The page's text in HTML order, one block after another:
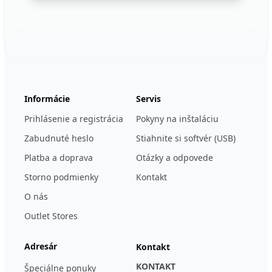
Informácie
Prihlásenie a registrácia
Zabudnuté heslo
Platba a doprava
Storno podmienky
O nás
Outlet Stores
Servis
Pokyny na inštaláciu
Stiahnite si softvér (USB)
Otázky a odpovede
Kontakt
Adresár
Špeciálne ponuky
Kontakt
KONTAKT